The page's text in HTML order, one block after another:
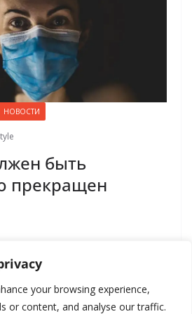
your browsing experience,
or content, and analyse our traffic.
НОВОСТИ
быть
прекращен